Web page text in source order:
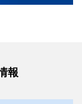
報